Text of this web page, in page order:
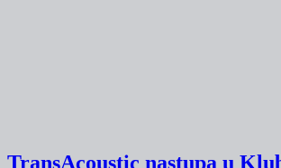
TransAcoustic nastupa u